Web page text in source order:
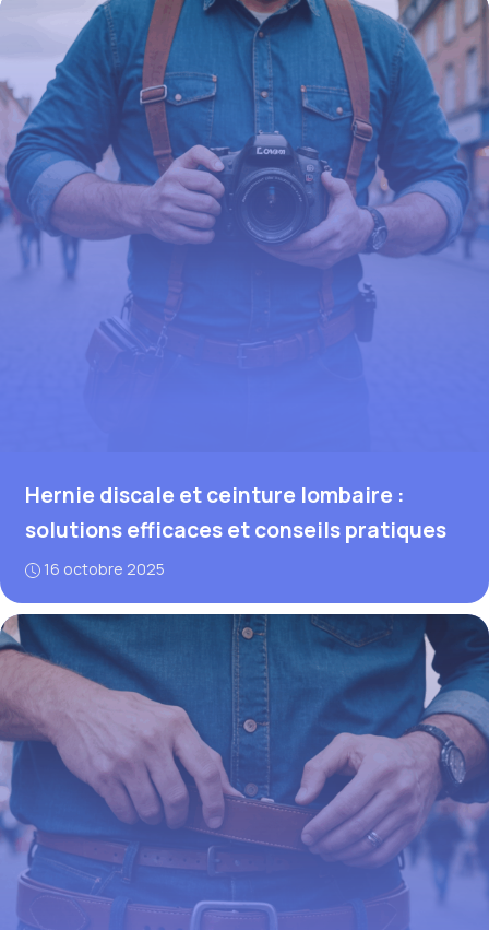
Hernie discale et ceinture lombaire :
solutions efficaces et conseils pratiques
16 octobre 2025